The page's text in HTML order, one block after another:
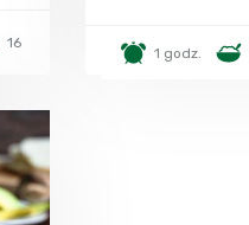
16
1 godz.